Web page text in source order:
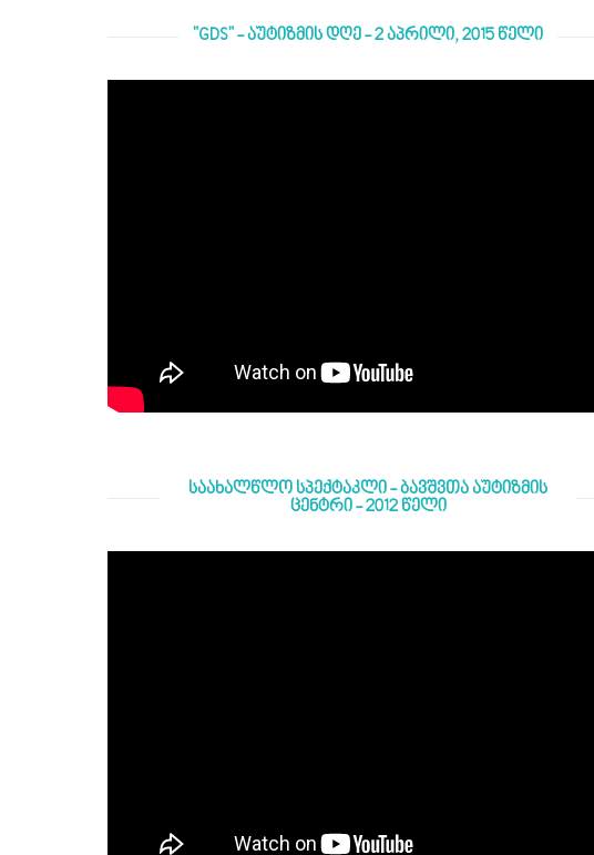
"GDS" - აუტიზმის დღე - 2 აპრილი, 2015 წელი
საახალწლო სპექტაკლი - ბავშვთა აუტიზმის
ცენტრი - 2012 წელი